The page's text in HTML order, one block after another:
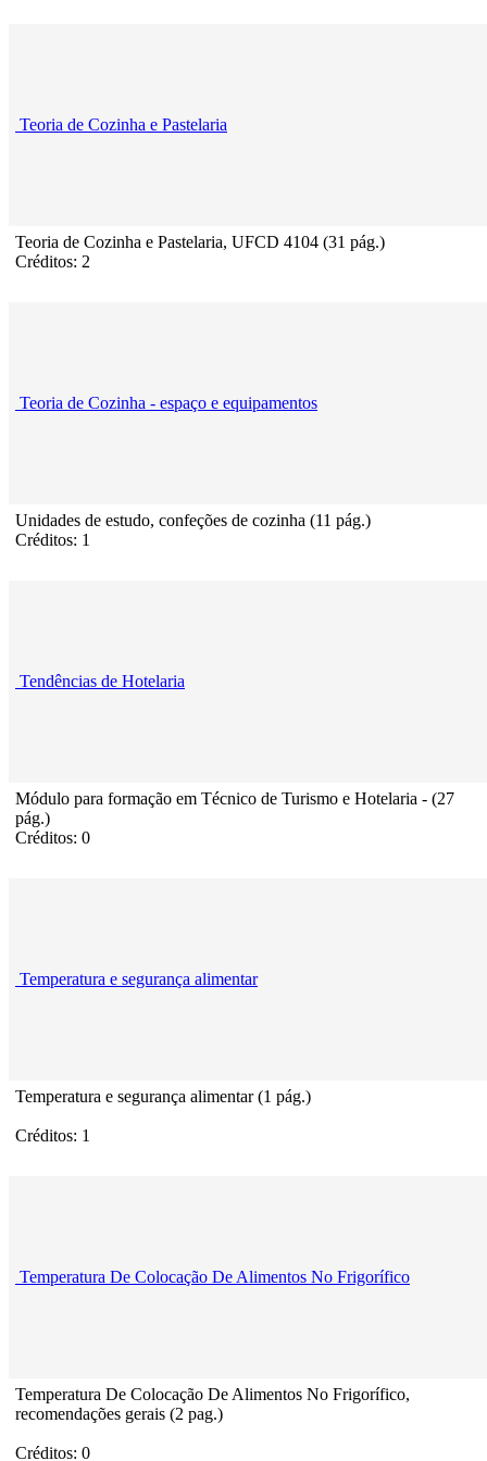
Teoria de Cozinha e Pastelaria
Teoria de Cozinha e Pastelaria, UFCD 4104 (31 pág.)
Créditos: 2
Teoria de Cozinha - espaço e equipamentos
Unidades de estudo, confeções de cozinha (11 pág.)
Créditos: 1
Tendências de Hotelaria
Módulo para formação em Técnico de Turismo e Hotelaria - (27
pág.)
Créditos: 0
Temperatura e segurança alimentar
Temperatura e segurança alimentar (1 pág.)
Créditos: 1
Temperatura De Colocação De Alimentos No Frigorífico
Temperatura De Colocação De Alimentos No Frigorífico,
recomendações gerais (2 pag.)
Créditos: 0